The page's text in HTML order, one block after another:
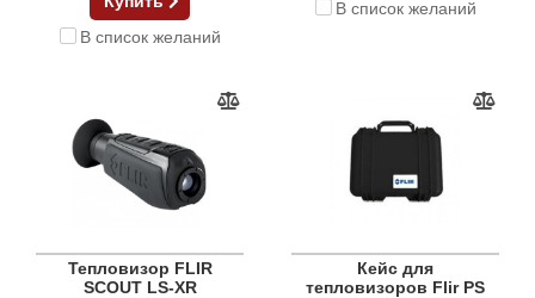
В список желаний
В список желаний
Тепловизор FLIR
SCOUT LS-XR
Кейс для
тепловизоров Flir PS